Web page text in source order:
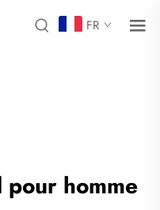
FR
pour homme